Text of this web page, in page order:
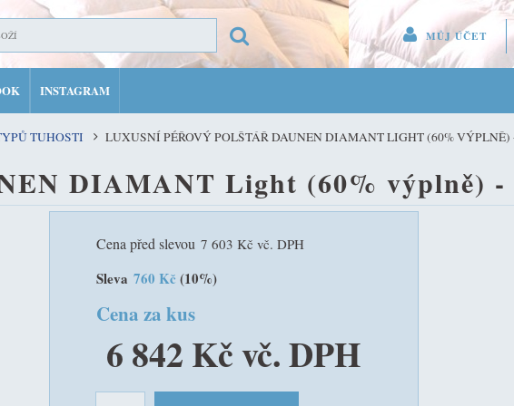
MŮJ ÚČET
PŘIHLÁSIT SE
MŮJ ÚČET
INSTAGRAM
TUHOSTI LUXUSNÍ PÉŘOVÝ POLŠTÁŘ DAUNEN DIAMANT LIGHT (60% VÝPLNĚ)
DIAMANT Light (60% výplně) -
Cena před slevou 7 603 Kč vč. DPH
Sleva 760 Kč (10%)
Cena za kus
6 842 Kč vč. DPH